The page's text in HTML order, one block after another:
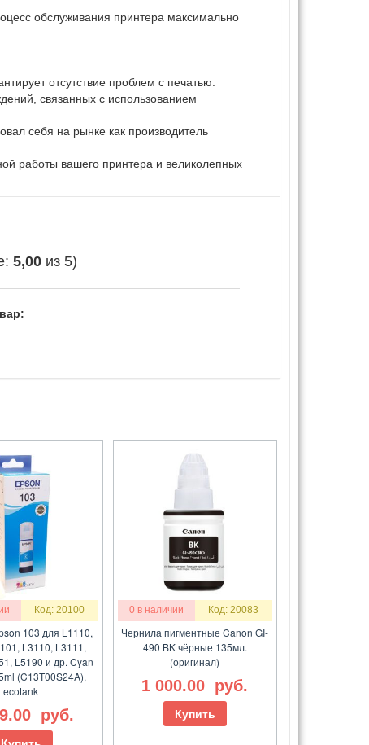
обслуживания принтера максимально
отсутствие проблем с печатью.
связанных с использованием
себя на рынке как производитель
работы вашего принтера и великолепных
5,00из 5)
Код: 20100
103 для L1110,
L3110, L3111,
L5190 и др. Cyan
(C13T00S24A),
ecotank
руб.
0 в наличии Код: 20083
Чернила пигментные Canon GI-
490 BK чёрные 135мл.
(оригинал)
1 000.00 руб.
Купить